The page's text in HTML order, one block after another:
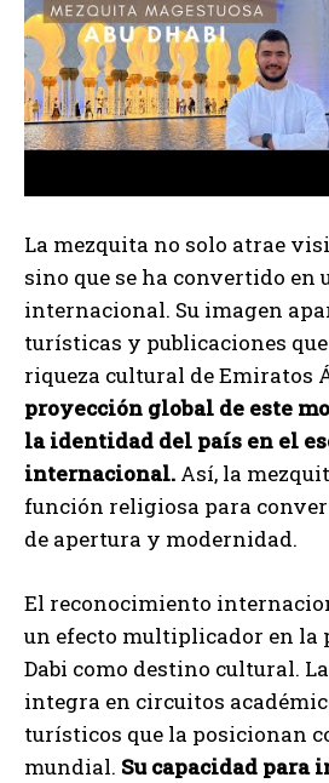
La mezquita no solo atrae
sino que se ha convertido en
internacional. Su imagen
turísticas y publicaciones
riqueza cultural de Emiratos
proyección global de este
la identidad del país en el
internacional. Así, la
función religiosa para
de apertura y modernidad.
El reconocimiento
un efecto multiplicador en la
Dabi como destino cultural.
integra en circuitos
turísticos que la posicionan
mundial. Su capacidad para